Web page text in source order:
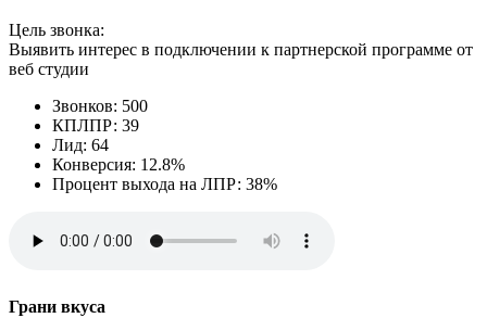
Цель звонка:
Выявить интерес в подключении к партнерской программе от
веб студии
Звонков: 500
КПЛПР: 39
Лид: 64
Конверсия: 12.8%
Процент выхода на ЛПР: 38%
Грани вкуса